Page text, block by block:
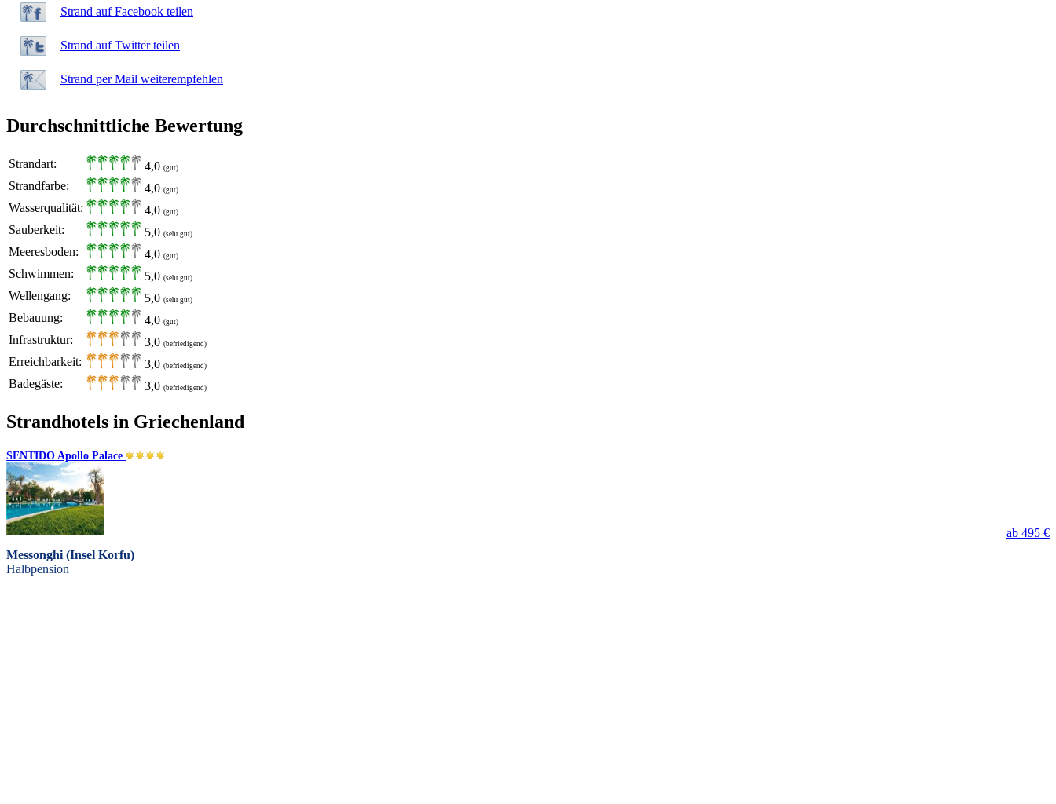
Strand auf Facebook teilen
Strand auf Twitter teilen
Strand per Mail weiterempfehlen
Durchschnittliche Bewertung
Strandart: 4,0 (gut)
Strandfarbe: 4,0 (gut)
Wasserqualität: 4,0 (gut)
Sauberkeit: 5,0 (sehr gut)
Meeresboden: 4,0 (gut)
Schwimmen: 5,0 (sehr gut)
Wellengang: 5,0 (sehr gut)
Bebauung: 4,0 (gut)
Infrastruktur: 3,0 (befriedigend)
Erreichbarkeit: 3,0 (befriedigend)
Badegäste: 3,0 (befriedigend)
Strandhotels in Griechenland
SENTIDO Apollo Palace
Messonghi (Insel Korfu)
Halbpension
ab 495 €